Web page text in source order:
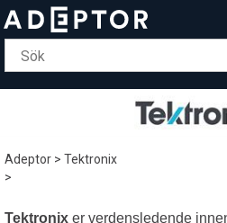
Adeptor>Tektronix
>
Tektronix er verdensledende